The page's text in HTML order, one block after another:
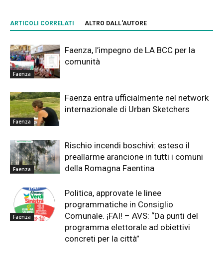
ARTICOLI CORRELATI ALTRO DALL'AUTORE
Faenza
Faenza, l’impegno de LA BCC per la
comunità
Faenza
Faenza entra ufficialmente nel network
internazionale di Urban Sketchers
Faenza
Rischio incendi boschivi: esteso il
preallarme arancione in tutti i comuni
della Romagna Faentina
Faenza
Politica, approvate le linee
programmatiche in Consiglio
Comunale. ¡FAI! – AVS: “Da punti del
programma elettorale ad obiettivi
concreti per la città”